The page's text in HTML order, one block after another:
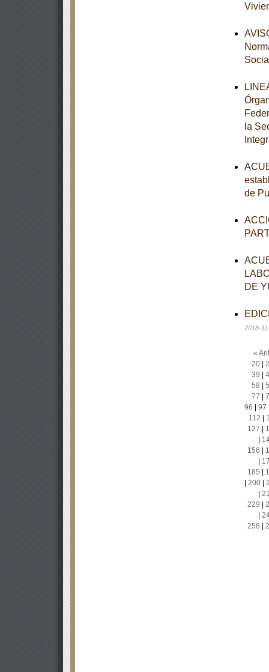
la
de
DE
2018-
«
20|
39
58
77
96
97
112
127
156
185
200|
229
258